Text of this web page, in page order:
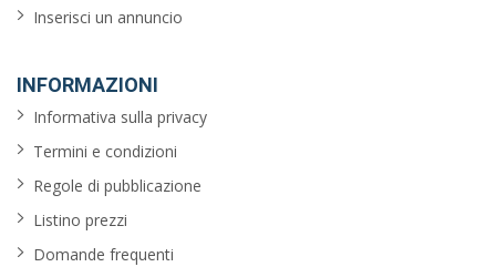
Inserisci un annuncio
INFORMAZIONI
Informativa sulla privacy
Termini e condizioni
Regole di pubblicazione
Listino prezzi
Domande frequenti